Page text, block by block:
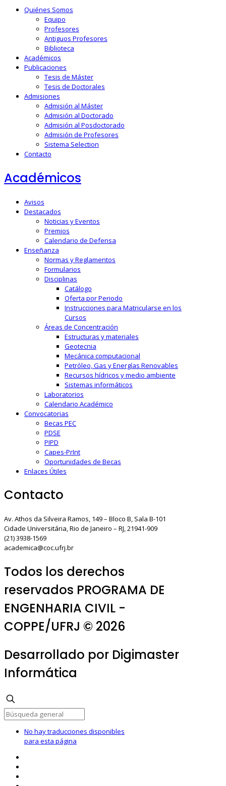
Quiénes Somos
Equipo
Profesores
Antiguos Profesores
Biblioteca
Académicos
Publicaciones
Tesis de Máster
Tesis de Doctorales
Admisiones
Admisión al Máster
Admisión al Doctorado
Admisión al Posdoctorado
Admisión de Profesores
Sistema Selection
Contacto
Académicos
Avisos
Destacados
Noticias y Eventos
Premios
Calendario de Defensa
Enseñanza
Normas y Reglamentos
Formularios
Disciplinas
Catálogo
Oferta por Periodo
Instrucciones para Matricularse en los
Cursos
Áreas de Concentración
Estructuras y materiales
Geotecnia
Mecánica computacional
Petróleo, Gas y Energías Renovables
Recursos hídricos y medio ambiente
Sistemas informáticos
Laboratorios
Calendario Académico
Convocatorias
Becas PEC
PDSE
PIPD
Capes-PrInt
Oportunidades de Becas
Enlaces Útiles
Contacto
Av. Athos da Silveira Ramos, 149 – Bloco B, Sala B-101
Cidade Universitária, Rio de Janeiro – RJ, 21941-909
(21) 3938-1569
academica@coc.ufrj.br
Todos los derechos
reservados PROGRAMA DE
ENGENHARIA CIVIL -
COPPE/UFRJ © 2026
Desarrollado por Digimaster
Informática
No hay traducciones disponibles
para esta página